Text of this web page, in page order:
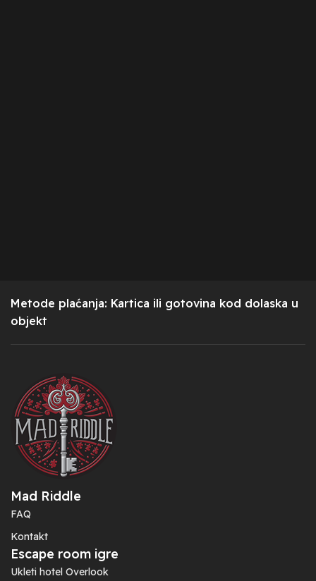
Metode plaćanja: Kartica ili gotovina kod dolaska u
objekt
Mad Riddle
FAQ
Kontakt
Escape room igre
Ukleti hotel Overlook